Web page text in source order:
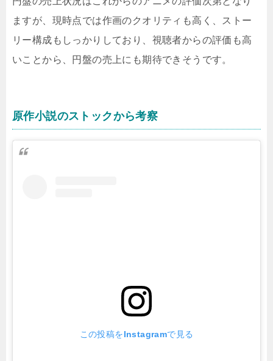
ますが、現時点では作画のクオリティも高く、ストー
リー構成もしっかりしており、視聴者からの評価も高
いことから、円盤の売上にも期待できそうです。
原作小説のストックから考察
この投稿をInstagramで見る